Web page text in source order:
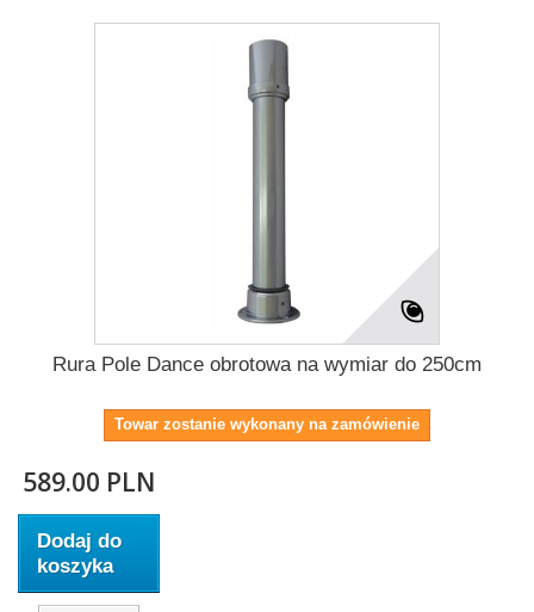
Rura Pole Dance obrotowa na wymiar do 250cm
Towar zostanie wykonany na zamówienie
589.00 PLN
Dodaj do
koszyka